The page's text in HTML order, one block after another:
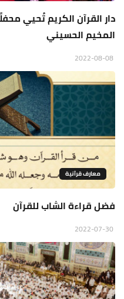
دار القرآن الكريم تُحيي
المخيم الحسيني
معارف قرآنية
فضل قراءة الشاب للقرآن